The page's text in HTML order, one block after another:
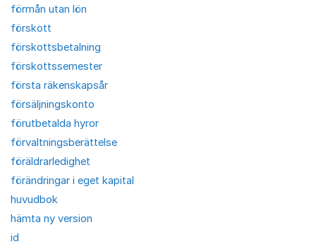
förmån utan lön
förskott
förskottsbetalning
förskottssemester
första räkenskapsår
försäljningskonto
förutbetalda hyror
förvaltningsberättelse
föräldrarledighet
förändringar i eget kapital
huvudbok
hämta ny version
id